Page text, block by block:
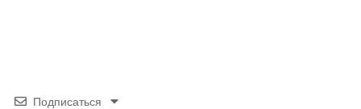
Подписаться